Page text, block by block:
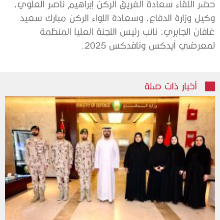
حضر اللقاء سعادة الفريق الركن إبراهيم ناصر العلوي،
وكيل وزارة الدفاع، وسعادة اللواء الركن مبارك سعيد
غافان الجابري، نائب رئيس اللجنة العليا المنظمة
لمعرضي آيدكس ونافدكس 2025.
أخبار ذات صلة